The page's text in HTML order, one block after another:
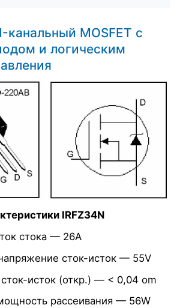
канальный MOSFET с
и логическим
IRFZ34N
стока — 26А
сток-исток — 55V
исток (откр.) — < 0,04 om
рассеивания — 56W